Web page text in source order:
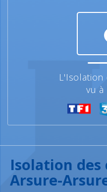
L'Isolation
vu à
Isolation des
Arsure-